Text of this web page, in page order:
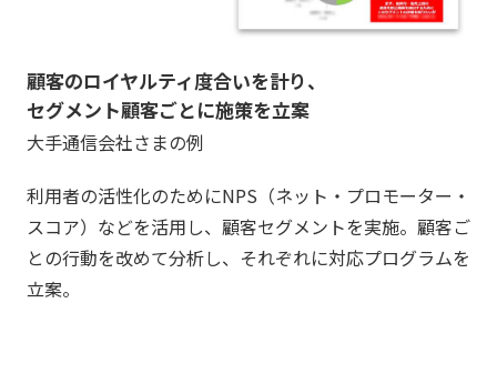
顧客のロイヤルティ度合いを計り、
セグメント顧客ごとに施策を立案
大手通信会社さまの例
利用者の活性化のためにNPS（ネット・プロモーター・
スコア）などを活用し、顧客セグメントを実施。顧客ご
との行動を改めて分析し、それぞれに対応プログラムを
立案。